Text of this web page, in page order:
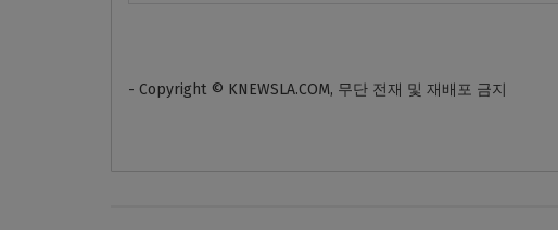
- Copyright © KNEWSLA.COM, 무단 전재 및 재배포 금지